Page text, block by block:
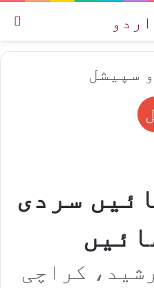
سپیشل
سردی
کراچی